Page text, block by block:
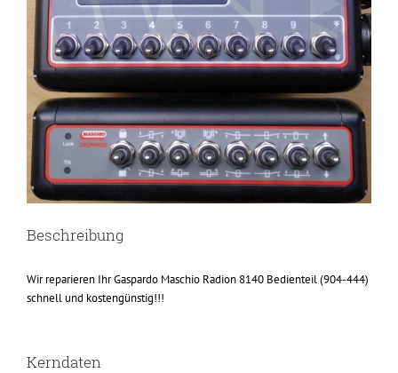
Beschreibung
Wir reparieren Ihr Gaspardo Maschio Radion 8140 Bedienteil (904-444)
schnell und kostengünstig!!!
Kerndaten